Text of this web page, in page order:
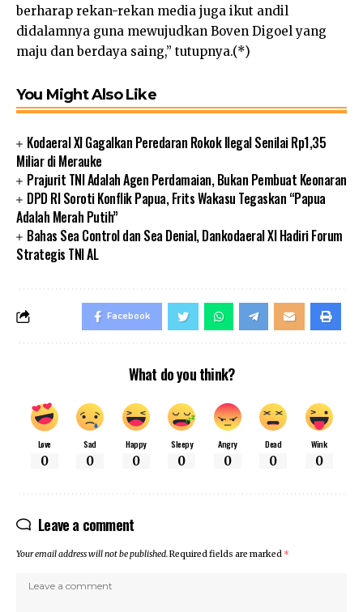
berharap rekan-rekan media juga ikut andil
didalamnya guna mewujudkan Boven Digoel yang
maju dan berdaya saing,” tutupnya.(*)
You Might Also Like
Kodaeral XI Gagalkan Peredaran Rokok Ilegal Senilai Rp1,35
Miliar di Merauke
Prajurit TNI Adalah Agen Perdamaian, Bukan Pembuat Keonaran
DPD RI Soroti Konflik Papua, Frits Wakasu Tegaskan “Papua
Adalah Merah Putih”
Bahas Sea Control dan Sea Denial, Dankodaeral XI Hadiri Forum
Strategis TNI AL
Facebook
What do you think?
Love
0
Sad
0
Happy
0
Sleepy
0
Angry
0
Dead
0
Wink
0
Leave a comment
Your email address will not be published.Required fields are marked *